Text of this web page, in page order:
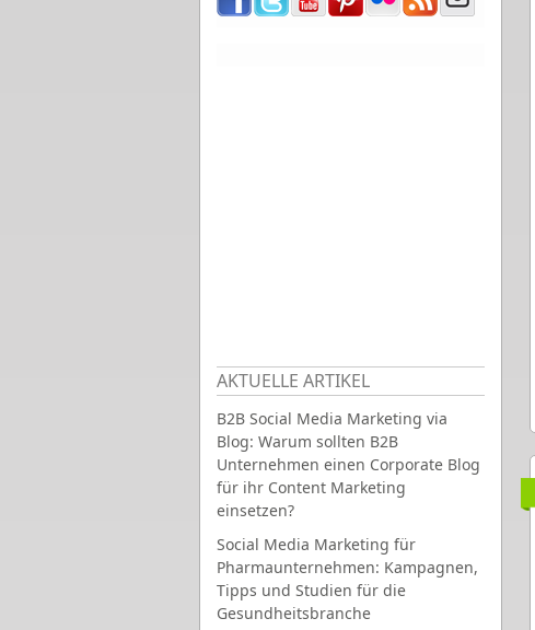
AKTUELLE ARTIKEL
B2B Social Media Marketing via
Blog: Warum sollten B2B
Unternehmen einen Corporate Blog
für ihr Content Marketing
einsetzen?
Social Media Marketing für
Pharmaunternehmen: Kampagnen,
Tipps und Studien für die
Gesundheitsbranche